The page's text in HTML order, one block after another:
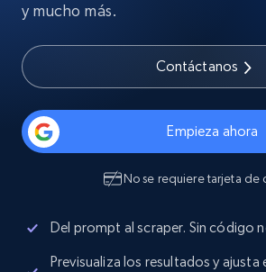
y mucho más.
Contáctanos
Empieza ahora
No se requiere tarjeta de
Del prompt al scraper. Sin código
Previsualiza los resultados y ajusta